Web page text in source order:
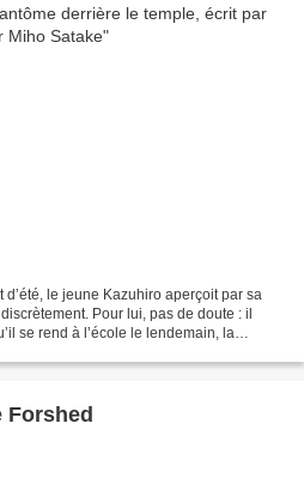
le jeune Kazuhiro aperçoit par sa
Pour lui, pas de doute : il
se rend à l’école le lendemain, la
Forshed